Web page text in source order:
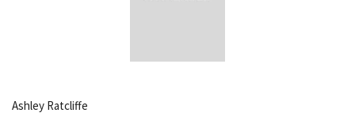
Ashley Ratcliffe